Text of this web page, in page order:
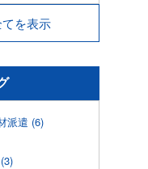
を表示
派遣 (6)